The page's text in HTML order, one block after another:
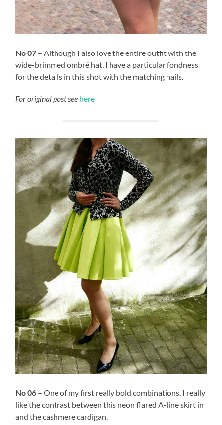
No 07 – Although I also love the entire outfit with the
wide-brimmed ombré hat, I have a particular fondness
for the details in this shot with the matching nails.
For original post see here
No 06 –One of my first really bold combinations, I really
like the contrast between this neon flared A-line skirt in
and the cashmere cardigan.